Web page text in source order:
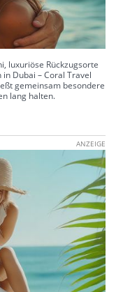
luxuriöse Rückzugsorte
Dubai – Coral Travel
gemeinsam besondere
lang halten.
ANZEIGE